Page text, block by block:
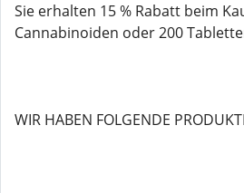
Sie erhalten 15 % Rabatt beim
Cannabinoiden oder 200
WIR HABEN FOLGENDE